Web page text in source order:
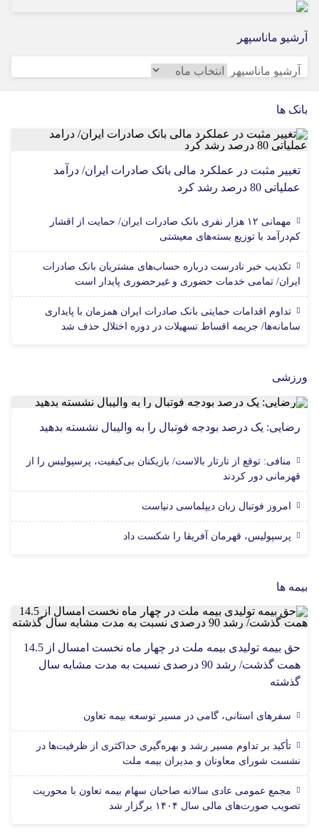
آرشیو ماناسپهر
آرشیو ماناسپهر
بانک ها
تغییر مثبت در عملکرد مالی بانک صادرات ایران/ درآمد
عملیاتی 80 درصد رشد کرد
مهمانی ۱۲ هزار نفری بانک صادرات ایران/ حمایت از اقشار
کم‌درآمد با توزیع بسته‌های معیشتی
تکذیب خبر نادرست درباره حساب‌های مشتریان بانک صادرات
ایران/ تمامی خدمات حضوری و غیرحضوری پایدار است
تداوم اقدامات حمایتی بانک صادرات ایران همزمان با پایداری
سامانه‌ها/ جریمه اقساط تسهیلات در دوره اختلال حذف شد
ورزشی
رضایی: یک درصد بودجه فوتبال را به والیبال نشسته بدهید
منافی: توقع از تارتار بالاست/ بازیکنان بی‌کیفیت، پرسپولیس را از
قهرمانی دور کردند
امروز فوتبال زبان دیپلماسی دنیاست
پرسپولیس، قهرمان آفریقا را شکست داد
بیمه ها
حق بیمه تولیدی بیمه ملت در چهار ماه نخست امسال از 14.5
همت گذشت/ رشد 90 درصدی نسبت به مدت مشابه سال
گذشته
سفرهای استانی، گامی در مسیر توسعه بیمه تعاون
تأکید بر تداوم مسیر رشد و بهره‌گیری حداکثری از ظرفیت‌ها در
نشست شورای معاونان و مدیران بیمه ملت
مجمع عمومی عادی سالانه صاحبان سهام بیمه تعاون با محوریت
تصویب صورت‌های مالی سال ۱۴۰۴ برگزار شد